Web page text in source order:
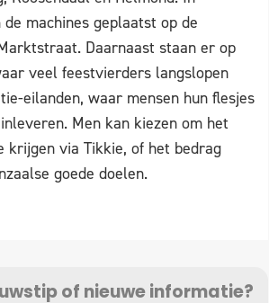
machines geplaatst op de
Daarnaast staan er op
veel feestvierders langslopen
eilanden, waar mensen hun flesjes
Men kan kiezen om het
krijgen via Tikkie, of het bedrag
goede doelen.
of nieuwe informatie?